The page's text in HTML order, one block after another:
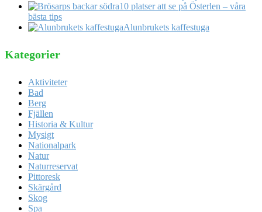
10 platser att se på Österlen – våra
bästa tips
Alunbrukets kaffestuga
Kategorier
Aktiviteter
Bad
Berg
Fjällen
Historia & Kultur
Mysigt
Nationalpark
Natur
Naturreservat
Pittoresk
Skärgård
Skog
Spa